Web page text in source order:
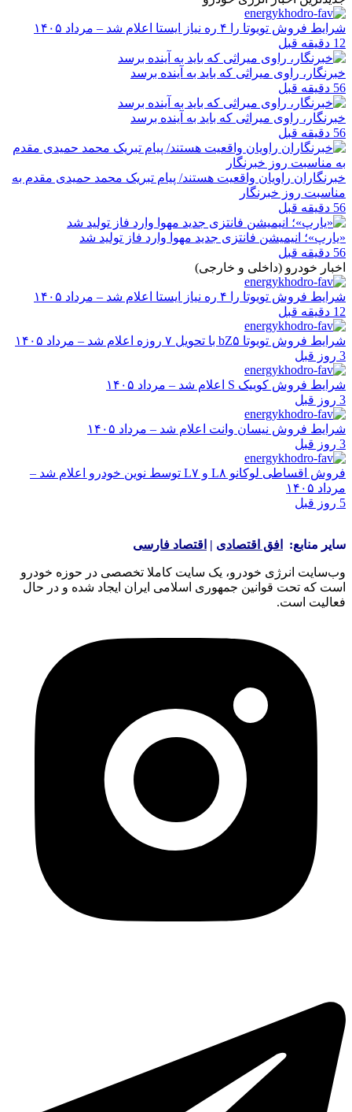
شرایط فروش تویوتا را ۴ ره نیاز ایستا اعلام شد – مرداد ۱۴۰۵
12 دقیقه قبل
خبرنگار، راوی میراثی که باید به آینده برسد
56 دقیقه قبل
خبرنگار، راوی میراثی که باید به آینده برسد
56 دقیقه قبل
خبرنگاران راویان واقعیت هستند/ پیام تبریک محمد حمیدی مقدم به
مناسبت روز خبرنگار
56 دقیقه قبل
«یارپ»؛ انیمیشن فانتزی جدید مهوا وارد فاز تولید شد
56 دقیقه قبل
اخبار خودرو (داخلی و خارجی)
شرایط فروش تویوتا را ۴ ره نیاز ایستا اعلام شد – مرداد ۱۴۰۵
12 دقیقه قبل
شرایط فروش تویوتا bZ۵ با تحویل ۷ روزه اعلام شد – مرداد ۱۴۰۵
3 روز قبل
شرایط فروش کوییک S اعلام شد – مرداد ۱۴۰۵
3 روز قبل
شرایط فروش نیسان وانت اعلام شد – مرداد ۱۴۰۵
3 روز قبل
فروش اقساطی لوکانو L۸ و L۷ توسط نوین خودرو اعلام شد –
مرداد ۱۴۰۵
5 روز قبل
سایر منابع: افق اقتصادی | اقتصاد فارسی
وب‌سایت انرژی خودرو، یک سایت کاملا تخصصی در حوزه خودرو
است که تحت قوانین جمهوری اسلامی ایران ایجاد شده و در حال
فعالیت است.